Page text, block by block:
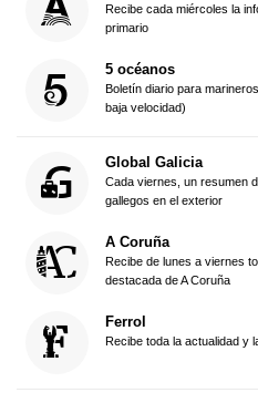
Recibe cada miércoles la
primario
5 océanos
Boletín diario para
baja velocidad)
Global Galicia
Cada viernes, un resumen
gallegos en el exterior
A Coruña
Recibe de lunes a viernes
destacada de A Coruña
Ferrol
Recibe toda la actualidad y